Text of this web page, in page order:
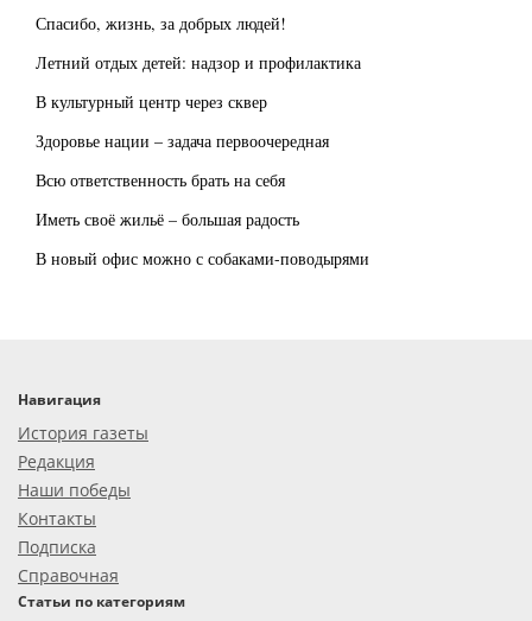
Спасибо, жизнь, за добрых людей!
Летний отдых детей: надзор и профилактика
В культурный центр через сквер
Здоровье нации – задача первоочередная
Всю ответственность брать на себя
Иметь своё жильё – большая радость
В новый офис можно с собаками-поводырями
Навигация
История газеты
Редакция
Наши победы
Контакты
Подписка
Справочная
Статьи по категориям